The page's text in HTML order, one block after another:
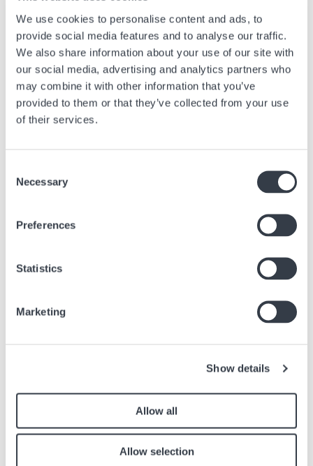
We use cookies to personalise content and ads, to
provide social media features and to analyse our traffic.
We also share information about your use of our site with
our social media, advertising and analytics partners who
may combine it with other information that you’ve
provided to them or that they’ve collected from your use
of their services.
Selection
Necessary
Preferences
Statistics
Marketing
Show details
Allow all
Allow selection
Präzision sorgen. Die Tissot Classic Dream wird mit einem Swiss-Made-
Automatikwerk neu aufgelegt. Sie bietet ein außergewöhnliches Preis-
Leistungs-Verhältnis in ihrer Kategorie und setzt neue Maßstäbe in
ihrem Segment. Die unverkennbare Tissot PRX wird mit einem
Titangehäuse und -armband neu interpretiert und vereint dabei
Leichtigkeit und ein modernes, raffiniertes Design. Die Tissot PRC 100
Solar schließlich steht für Spitzentechnologie und eine nahtlose
Verbindung von modernem Design, Autonomie und Stil. Sie nutzt die
Mit The Gift of Time hebt Tissot nicht nur die eigene Bedeutung hervor,
sondern zelebriert auch die Kraft einer Geste, um uns daran zu
Frische Töne, einzigartige Materialien, ein Modell -